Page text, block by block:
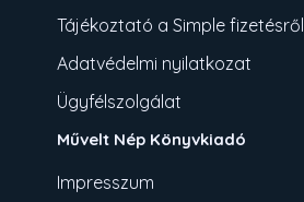
Tájékoztató a Simple fizetésről
Adatvédelmi nyilatkozat
Ügyfélszolgálat
Művelt Nép Könyvkiadó
Impresszum